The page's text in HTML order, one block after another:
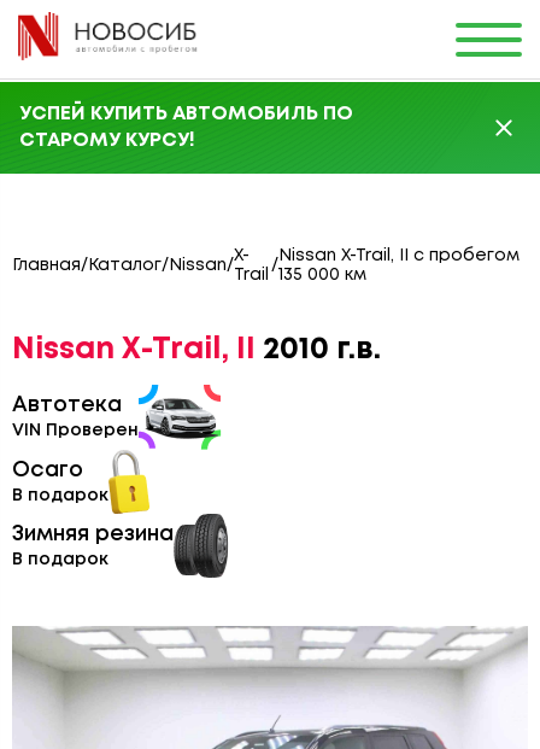
УСПЕЙ КУПИТЬ АВТОМОБИЛЬ ПО
СТАРОМУ КУРСУ!
Главная/ Каталог/ Nissan/
X-
Trail
/
Nissan X-Trail, II с пробегом
135 000 км
Nissan X-Trail, II 2010 г.в.
Автотека
VIN Проверен
Осаго
В подарок
Зимняя резина
В подарок